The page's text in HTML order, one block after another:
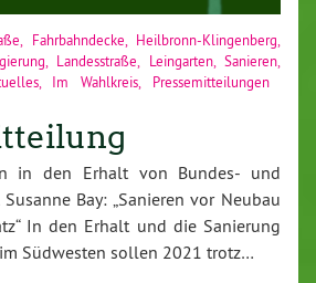
, Fahrbahndecke, Heilbronn-Klingenberg,
, Landesstraße, Leingarten, Sanieren,
, Im Wahlkreis, Pressemitteilungen
in den Erhalt von Bundes- und
Bay: „Sanieren vor Neubau
In den Erhalt und die Sanierung
Südwesten sollen 2021 trotz…